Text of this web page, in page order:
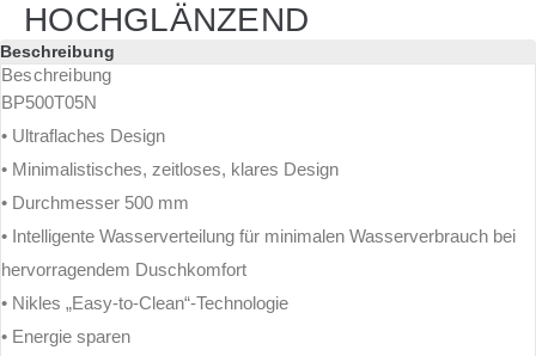
HOCHGLÄNZEND
Beschreibung
Beschreibung
BP500T05N
• Ultraflaches Design
• Minimalistisches, zeitloses, klares Design
• Durchmesser 500 mm
• Intelligente Wasserverteilung für minimalen Wasserverbrauch bei
hervorragendem Duschkomfort
• Nikles „Easy-to-Clean“-Technologie
• Energie sparen